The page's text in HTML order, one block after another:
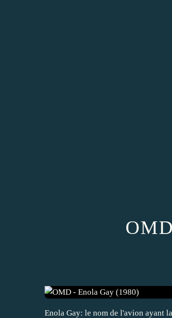
Enola Gay: le nom de l'avion ayant